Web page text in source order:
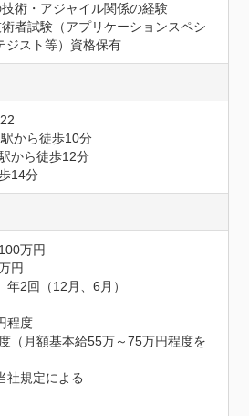
技術・アジャイル関係の経験
術者試験（アプリケーションスペシ
ジスト等）資格保有
から徒歩10分
から徒歩12分
14分
万円
円
2回（12月、6月）
程度
（月額基本給55万～75万円程度を
社規定による